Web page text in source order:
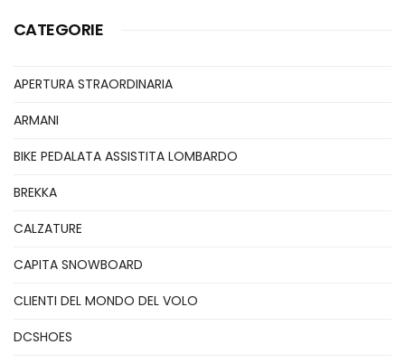
CATEGORIE
APERTURA STRAORDINARIA
ARMANI
BIKE PEDALATA ASSISTITA LOMBARDO
BREKKA
CALZATURE
CAPITA SNOWBOARD
CLIENTI DEL MONDO DEL VOLO
DCSHOES